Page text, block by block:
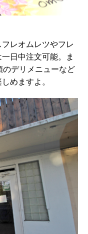
レオムレツやフレ
日中注文可能。ま
デリメニューなど
めますよ。